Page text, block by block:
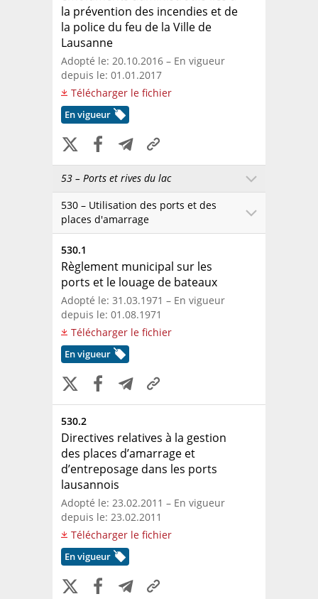
la prévention des incendies et de
la police du feu de la Ville de
Lausanne
Adopté le: 20.10.2016 – En vigueur
depuis le: 01.01.2017
Télécharger le fichier
En vigueur
53 – Ports et rives du lac
530 – Utilisation des ports et des
places d'amarrage
530.1
Règlement municipal sur les
ports et le louage de bateaux
Adopté le: 31.03.1971 – En vigueur
depuis le: 01.08.1971
Télécharger le fichier
En vigueur
530.2
Directives relatives à la gestion
des places d’amarrage et
d’entreposage dans les ports
lausannois
Adopté le: 23.02.2011 – En vigueur
depuis le: 23.02.2011
Télécharger le fichier
En vigueur